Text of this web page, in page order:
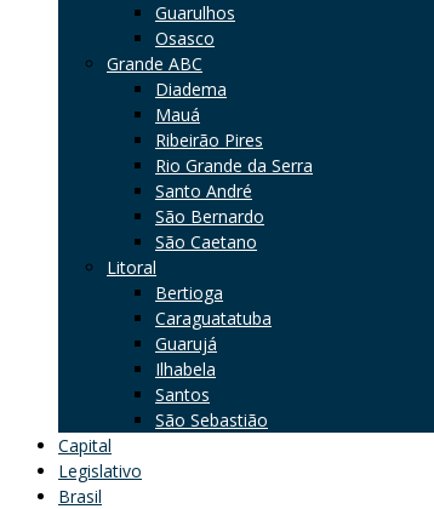
Guarulhos
Osasco
Grande ABC
Diadema
Mauá
Ribeirão Pires
Rio Grande da Serra
Santo André
São Bernardo
São Caetano
Litoral
Bertioga
Caraguatatuba
Guarujá
Ilhabela
Santos
São Sebastião
Capital
Legislativo
Brasil